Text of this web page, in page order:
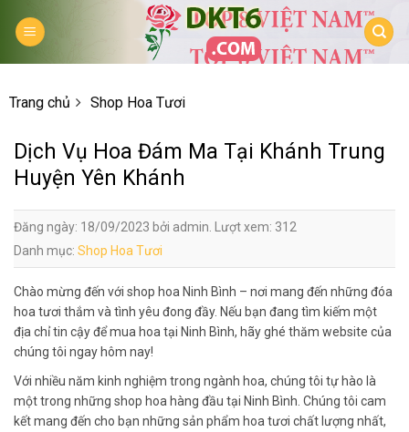
Trang chủ Shop Hoa Tươi
Dịch Vụ Hoa Đám Ma Tại Khánh Trung
Huyện Yên Khánh
Đăng ngày: 18/09/2023 bởi admin. Lượt xem: 312
Danh mục: Shop Hoa Tươi
Chào mừng đến với shop hoa Ninh Bình – nơi mang đến những đóa
hoa tươi thắm và tình yêu đong đầy. Nếu bạn đang tìm kiếm một
địa chỉ tin cậy để mua hoa tại Ninh Bình, hãy ghé thăm website của
chúng tôi ngay hôm nay!
Với nhiều năm kinh nghiệm trong ngành hoa, chúng tôi tự hào là
một trong những shop hoa hàng đầu tại Ninh Bình. Chúng tôi cam
kết mang đến cho bạn những sản phẩm hoa tươi chất lượng nhất,